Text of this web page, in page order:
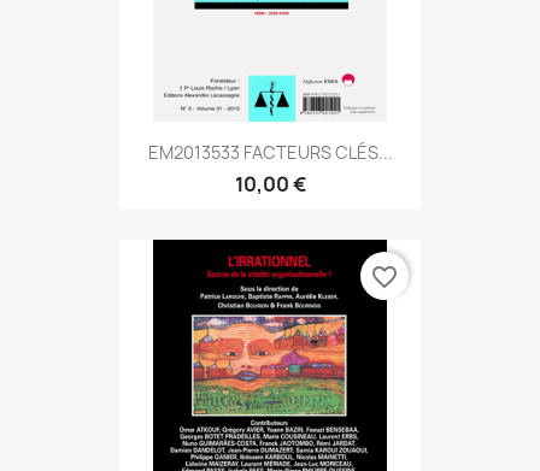
EM2013533 FACTEURS CLÉS...
10,00 €
favorite_border